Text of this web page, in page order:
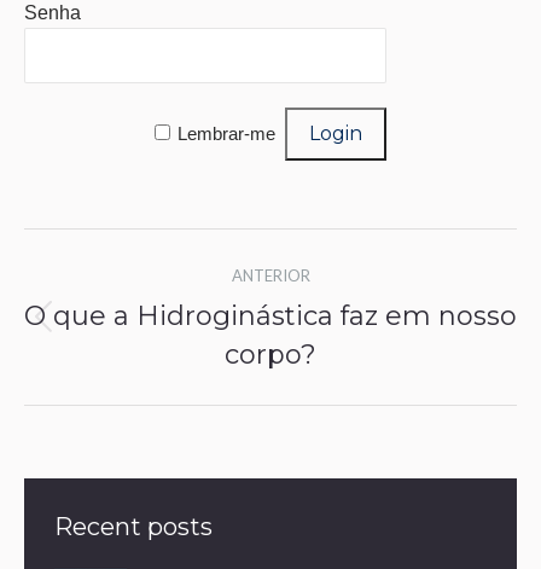
Senha
Lembrar-me
de
ANTERIOR
Post
anterior:
O que a Hidroginástica faz em nosso
corpo?
Recent posts